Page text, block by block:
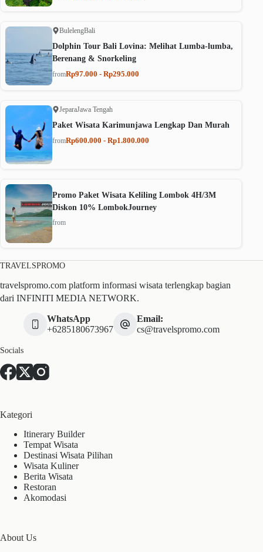
BulelengBali
Dolphin Tour Bali Lovina: Melihat Lumba-lumba,
Berenang & Snorkeling
fromRp97.000 - Rp295.000
JeparaJawa Tengah
Paket Wisata Karimunjawa Lengkap Dan Murah
fromRp600.000 - Rp1.800.000
Promo Paket Wisata Keliling Lombok 4H/3M
Diskon 10% LombokJourney
from
TRAVELSPROMO
travelspromo.com platform informasi wisata terlengkap bagian
dari INFINITI MEDIA NETWORK.
WhatsApp
+6285180673967
Email:
cs@travelspromo.com
Socials
Kategori
Itinerary Builder
Tempat Wisata
Destinasi Wisata Pilihan
Wisata Kuliner
Berita Wisata
Restoran
Akomodasi
About Us